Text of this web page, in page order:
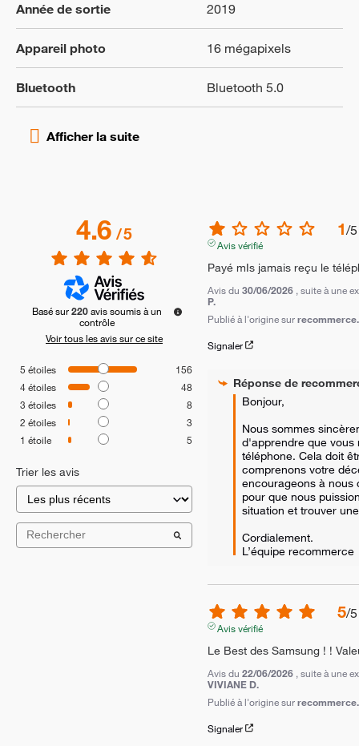
Année de sortie 2019
Appareil photo 16 mégapixels
Bluetooth Bluetooth 5.0
4.6/5
Basé sur220avis soumis à un
contrôle
Voir tous les avis sur ce site
5 étoiles
156
4étoiles
48
3 étoiles
8
2 étoiles
3
1 étoile 5
Trier les avis
1/5
Avis vérifié
Payé mIs jamais reçu le
Avis du 30/06/2026 , suite à une
P.
Publié à l'origine sur
Signaler
Réponse de
Bonjour,
Nous sommes
d'apprendre que
téléphone. Cela doit
comprenons votre
encourageons à nous
pour que nous
situation et trouver
Cordialement.
L’équipe recommerce
5/5
Avis vérifié
Le Best des Samsung ! !
Avis du 22/06/2026 , suite à une
VIVIANE D.
Publié à l'origine sur
Signaler